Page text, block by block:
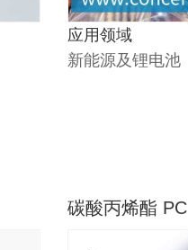
应用领域
新能源及锂电池
碳酸丙烯酯 PC